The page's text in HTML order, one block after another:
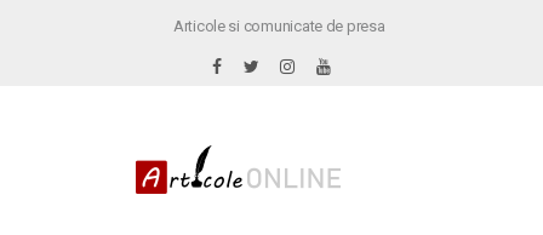
Articole si comunicate de presa